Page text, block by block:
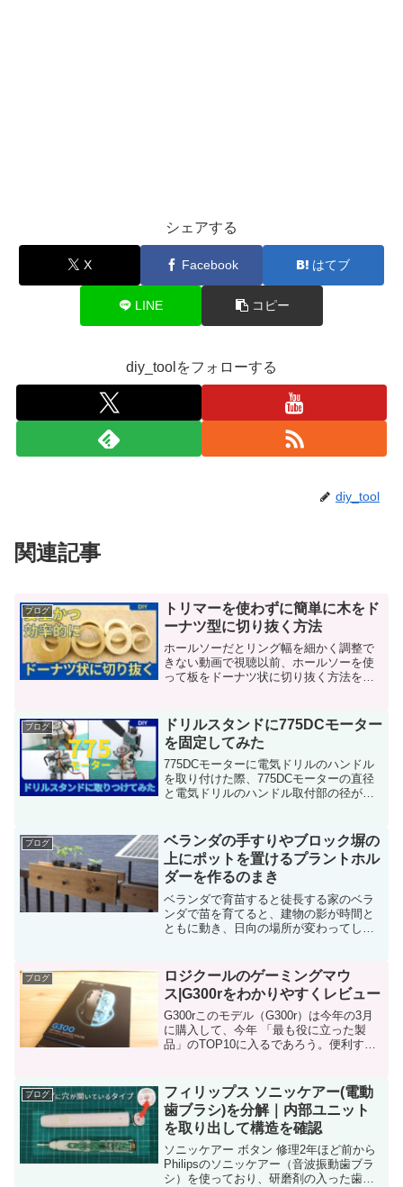
シェアする
X Facebook はてブ
LINE コピー
diy_toolをフォローする
diy_tool
関連記事
ブログ
トリマーを使わずに簡単に木をド
ーナツ型に切り抜く方法
ホールソーだとリング幅を細かく調整で
きない動画で視聴以前、ホールソーを使
って板をドーナツ状に切り抜く方法を紹
ん。最近、リング部分の幅が太いものを
作る機会があったため、今...
ブログ
ドリルスタンドに775DCモーター
を固定してみた
775DCモーターに電気ドリルのハンドル
を取り付けた際、775DCモーターの直径
と電気ドリルのハンドル取付部の径が同
つけることも可能なのではないかと思
い、確認してみ...
ブログ
ベランダの手すりやブロック塀の
上にポットを置けるプラントホル
ダーを作るのまき
ベランダで育苗すると徒長する家のベラ
ンダで苗を育てると、建物の影が時間と
ともに動き、日向の場所が変わってしま
って室内で育苗してきました。ところ
が、今年は植えようと思って...
ブログ
ロジクールのゲーミングマウ
ス|G300rをわかりやすくレビュー
G300rこのモデル（G300r）は今年の3月
に購入して、今年 「最も役に立った製
品」のTOP10に入るであろう。便利すぎ
キーに様々な機能やプログラムを割り当
てられるか...
ブログ
フィリップス ソニッケアー(電動
歯ブラシ)を分解｜内部ユニット
を取り出して構造を確認
ソニッケアー ボタン 修理2年ほど前から
Philipsのソニッケアー（音波振動歯ブラ
シ）を使っており、研磨剤の入った歯磨